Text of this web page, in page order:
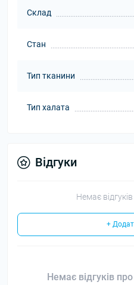
Склад
Стан
Тип тканини
Тип халата
Відгуки
Немає
+
Немає відгуків